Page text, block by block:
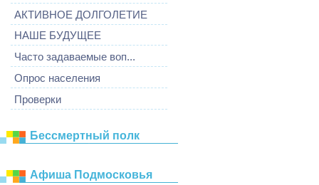
АКТИВНОЕ ДОЛГОЛЕТИЕ
НАШЕ БУДУЩЕЕ
Часто задаваемые воп...
Опрос населения
Проверки
Бессмертный полк
Афиша Подмосковья